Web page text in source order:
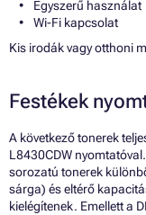
Egyszerű használat
Wi-Fi kapcsolat
Kis irodák vagy otthoni
Festékek
A következő tonerek
L8430CDW
sorozatú tonerek
sárga) és eltérő
kielégítenek. Emellett a